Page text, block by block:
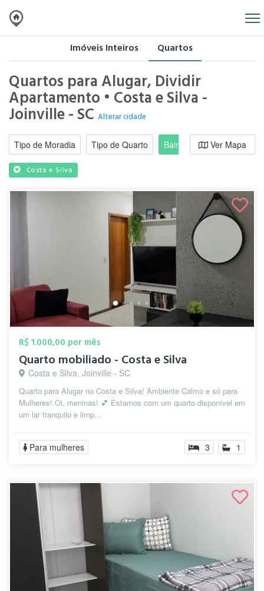
Imóveis Inteiros Quartos
Quartos para Alugar, Dividir
Apartamento • Costa e Silva -
Joinville - SC Alterar cidade
Tipo de Moradia Tipo de Quarto Bairro / RegiãoVer Mapa
Costa e Silva
R$ 1.000,00 por mês
Quarto mobiliado - Costa e Silva
Costa e Silva, Joinville - SC
Quarto para Alugar no Costa e Silva! Ambiente Calmo e só para
Mulheres! Oi, meninas! 💕 Estamos com um quarto disponível em
um lar tranquilo e limp...
Para mulheres 3 1